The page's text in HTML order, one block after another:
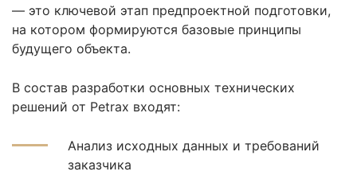
— это ключевой этап предпроектной подготовки,
на котором формируются базовые принципы
будущего объекта.
В состав разработки основных технических
решений от Petrax входят:
Анализ исходных данных и требований
заказчика